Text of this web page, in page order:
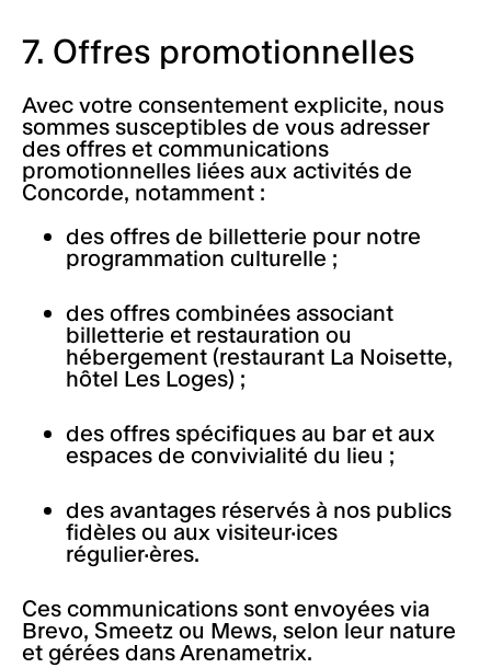
7. Offres promotionnelles
Avec votre consentement explicite, nous
sommes susceptibles de vous adresser
des offres et communications
promotionnelles liées aux activités de
Concorde, notamment :
des offres de billetterie pour notre
programmation culturelle ;
des offres combinées associant
billetterie et restauration ou
hébergement (restaurant La Noisette,
hôtel Les Loges) ;
des offres spécifiques au bar et aux
espaces de convivialité du lieu ;
des avantages réservés à nos publics
fidèles ou aux visiteur·ices
régulier·ères.
Ces communications sont envoyées via
Brevo, Smeetz ou Mews, selon leur nature
et gérées dans Arenametrix.